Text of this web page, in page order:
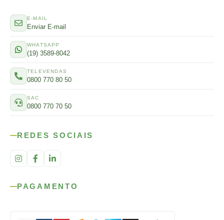
E-MAIL
Enviar E-mail
WHATSAPP
(19) 3589-8042
TELEVENDAS
0800 770 80 50
SAC
0800 770 70 50
REDES SOCIAIS
PAGAMENTO